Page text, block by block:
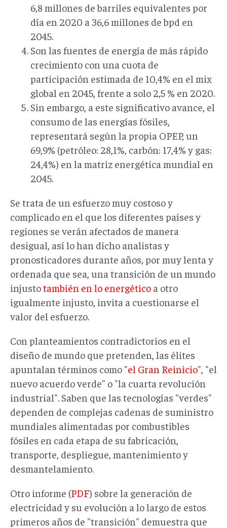
6,8 millones de barriles equivalentes por
día en 2020 a 36,6 millones de bpd en
2045.
Son las fuentes de energía de más rápido
crecimiento con una cuota de
participación estimada de 10,4% en el mix
global en 2045, frente a solo 2,5 % en 2020.
Sin embargo, a este significativo avance, el
consumo de las energías fósiles,
representará según la propia OPEP, un
69,9% (petróleo: 28,1%, carbón: 17,4% y gas:
24,4%) en la matriz energética mundial en
2045.
Se trata de un esfuerzo muy costoso y
complicado en el que los diferentes países y
regiones se verán afectados de manera
desigual, así lo han dicho analistas y
pronosticadores durante años, por muy lenta y
ordenada que sea, una transición de un mundo
injustotambién en lo energético a otro
igualmente injusto, invita a cuestionarse el
valor del esfuerzo.
Con planteamientos contradictorios en el
diseño de mundo que pretenden, las élites
apuntalan términos como "el Gran Reinicio", "el
nuevo acuerdo verde" o "la cuarta revolución
industrial". Saben que las tecnologías "verdes"
dependen de complejas cadenas de suministro
mundiales alimentadas por combustibles
fósiles en cada etapa de su fabricación,
transporte, despliegue, mantenimiento y
desmantelamiento.
Otro informe (PDF) sobre la generación de
electricidad y su evolución a lo largo de estos
primeros años de "transición" demuestra que